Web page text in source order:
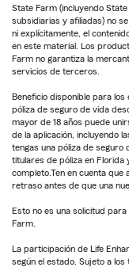
State Farm (incluyendo
subsidiarias y afiliadas) no
ni explícitamente, el
en este material. Los
Farm no garantiza la
servicios de terceros.
Beneficio disponible para
póliza de seguro de vida
mayor de 18 años puede
de la aplicación, incluyendo
tengas una póliza de seguro
titulares de póliza en Florida
completo.Ten en cuenta que
retraso antes de que una
Esto no es una solicitud
Farm.
La participación de Life
según el estado. Sujeto a